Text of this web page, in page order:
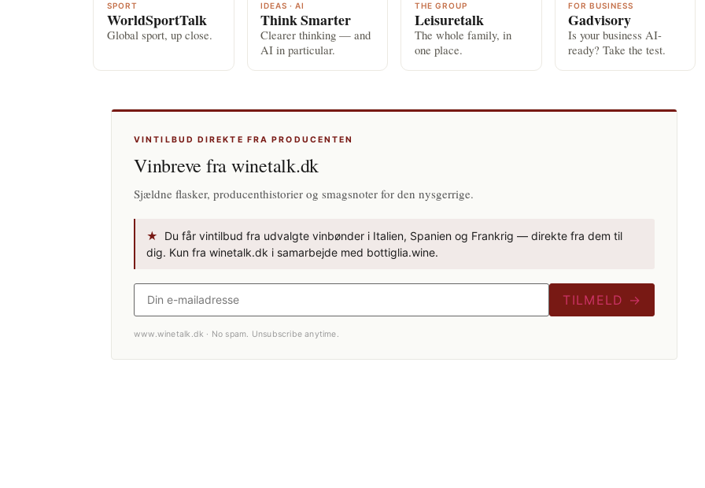
SPORT
WorldSportTalk
Global sport, up close.
IDEAS · AI
Think Smarter
Clearer thinking — and
AI in particular.
THE GROUP
Leisuretalk
The whole family, in
one place.
FOR BUSINESS
Gadvisory
Is your business AI-
ready? Take the test.
VINTILBUD DIREKTE FRA PRODUCENTEN
Vinbreve fra winetalk.dk
Sjældne flasker, producenthistorier og smagsnoter for den nysgerrige.
★
Du får vintilbud fra udvalgte vinbønder i Italien, Spanien og Frankrig — direkte fra dem til
dig. Kun fra winetalk.dk i samarbejde med bottiglia.wine.
TILMELD →
www.winetalk.dk · No spam. Unsubscribe anytime.